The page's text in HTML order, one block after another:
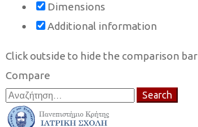
Dimensions
Additional information
Click outside to hide the comparison bar
Compare
Search
for:
Search